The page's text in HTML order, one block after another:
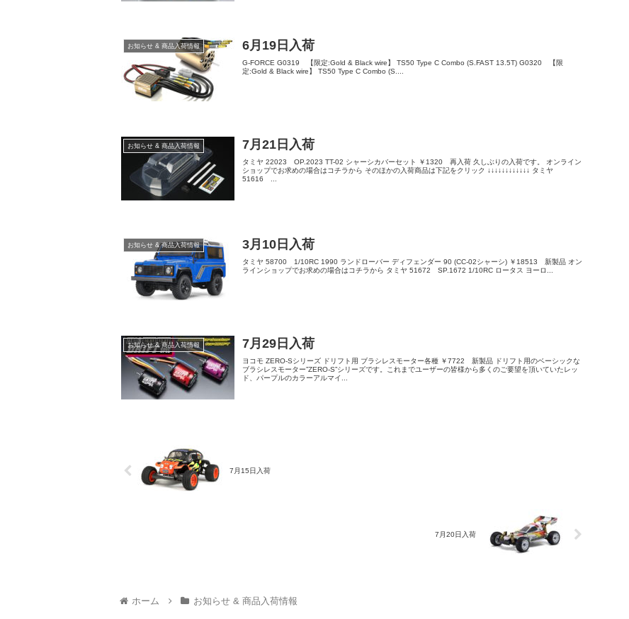
お知らせ & 商品入荷情報 6月19日入荷
G-FORCE G0319 【限定:Gold & Black wire】 TS50 Type C Combo (S.FAST 13.5T) G0320 【限
定:Gold & Black wire】 TS50 Type C Combo (S....
お知らせ & 商品入荷情報 7月21日入荷
タミヤ 22023 OP.2023 TT-02 シャーシカバーセット ￥1320 再入荷 久しぶりの入荷です。 オンライン
ショップでお求めの場合はコチラから そのほかの入荷商品は下記をクリック ↓↓↓↓↓↓↓↓↓↓↓↓ タミヤ
51616 ...
お知らせ & 商品入荷情報 3月10日入荷
タミヤ 58700 1/10RC 1990 ランドローバー ディフェンダー 90 (CC-02シャーシ) ￥18513 新製品 オン
ラインショップでお求めの場合はコチラから タミヤ 51672 SP.1672 1/10RC ロータス ヨーロ...
お知らせ & 商品入荷情報 7月29日入荷
ヨコモ ZERO-Sシリーズ ドリフト用 ブラシレスモーター各種 ￥7722 新製品 ドリフト用のベーシックな
ブラシレスモーター”ZERO-S”シリーズです。これまでユーザーの皆様から多くのご要望を頂いていたレッ
ド、パープルのカラーアルマイ...
7月15日入荷
7月20日入荷
ホーム お知らせ & 商品入荷情報